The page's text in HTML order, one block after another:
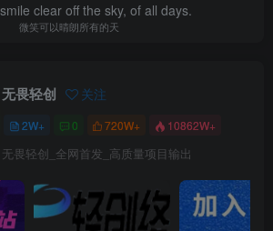
clear off the sky, of all days.
微笑可以晴朗所有的天
无畏轻创 关注
2W+ 0 720W+ 10862W+
无畏轻创_全网首发_高质量项目输出